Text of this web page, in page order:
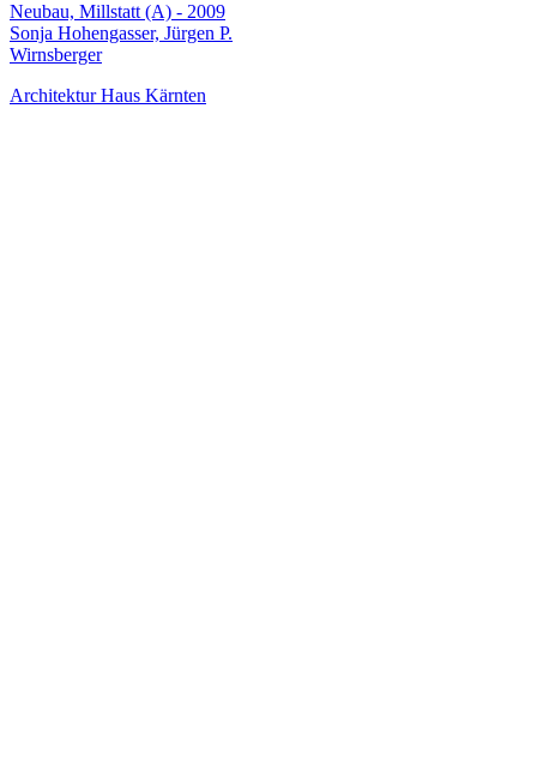
Neubau, Millstatt (A) - 2009
Sonja Hohengasser, Jürgen P.
Wirnsberger
Architektur Haus Kärnten